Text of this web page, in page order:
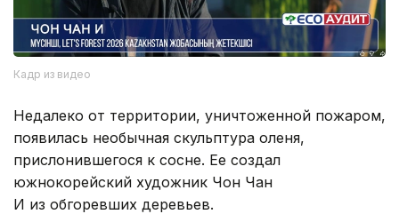
Кадр из видео
Недалеко от территории, уничтоженной пожаром,
появилась необычная скульптура оленя,
прислонившегося к сосне. Ее создал
южнокорейский художник Чон Чан
И из обгоревших деревьев.